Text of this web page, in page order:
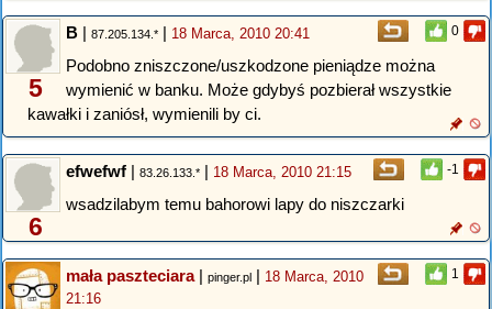
0
5
B | 87.205.134.* | 18 Marca, 2010 20:41
Podobno zniszczone/uszkodzone pieniądze można
wymienić w banku. Może gdybyś pozbierał wszystkie
kawałki i zaniósł, wymienili by ci.
-1
6
efwefwf | 83.26.133.* | 18 Marca, 2010 21:15
wsadzilabym temu bahorowi lapy do niszczarki
1
mała paszteciara| pinger.pl | 18 Marca, 2010
21:16